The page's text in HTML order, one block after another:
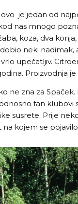
je jedan od
nas mnogo
koza, dva
neki nadimak,
upečatljiv.
Proizvodnja je
ne zna za
fan klubovi
susrete. Prije
na kojem se